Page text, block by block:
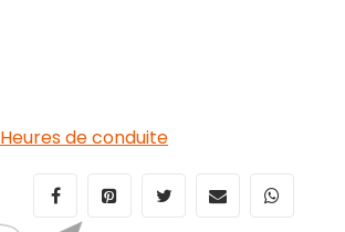
Heures de conduite